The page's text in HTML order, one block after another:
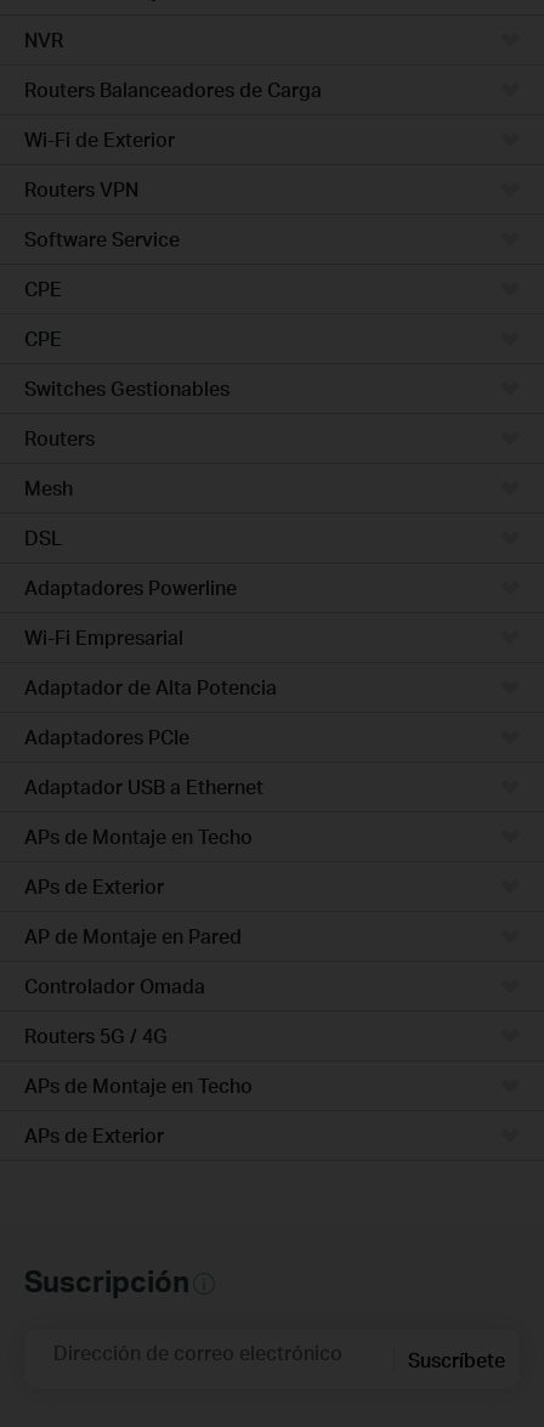
NVR
Routers Balanceadores de Carga
Wi-Fi de Exterior
Routers VPN
Software Service
CPE
CPE
Switches Gestionables
Routers
Mesh
DSL
Adaptadores Powerline
Wi-Fi Empresarial
Adaptador de Alta Potencia
Adaptadores PCIe
Adaptador USB a Ethernet
APs de Montaje en Techo
APs de Exterior
AP de Montaje en Pared
Controlador Omada
Routers 5G / 4G
APs de Montaje en Techo
APs de Exterior
Suscripción
Dirección de correo electrónico Suscríbete